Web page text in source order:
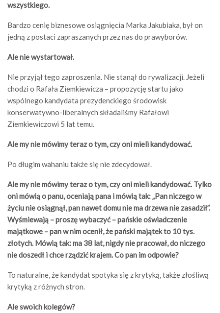
wszystkiego.
Bardzo cenię biznesowe osiągnięcia Marka Jakubiaka, był on
jedną z postaci zapraszanych przez nas do prawyborów.
Ale nie wystartował.
Nie przyjął tego zaproszenia. Nie stanął do rywalizacji. Jeżeli
chodzi o Rafała Ziemkiewicza – propozycję startu jako
wspólnego kandydata prezydenckiego środowisk
konserwatywno-liberalnych składaliśmy Rafałowi
Ziemkiewiczowi 5 lat temu.
Ale my nie mówimy teraz o tym, czy oni mieli kandydować.
Po długim wahaniu także się nie zdecydował.
Ale my nie mówimy teraz o tym, czy oni mieli kandydować. Tylko
oni mówią o panu, oceniają pana i mówią tak: „Pan niczego w
życiu nie osiągnął, pan nawet domu nie ma drzewa nie zasadził”.
Wyśmiewają – proszę wybaczyć – pańskie oświadczenie
majątkowe – pan w nim ocenił, że pański majątek to 10 tys.
złotych. Mówią tak: ma 38 lat, nigdy nie pracował, do niczego
nie doszedł i chce rządzić krajem. Co pan im odpowie?
To naturalne, że kandydat spotyka się z krytyką, także złośliwą
krytyką z różnych stron.
Ale swoich kolegów?